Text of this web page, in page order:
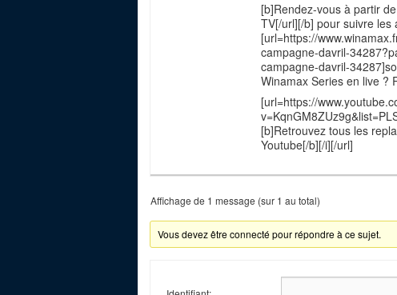
[b]Rendez-vous à partir
TV[/url][/b] pour suivre les
[url=https://
campagne-davril-
campagne-davril-
Winamax Series en live ?
[url=https://
[b]Retrouvez tous les
Youtube[/b][/i][/url]
Affichage de 1 message (sur 1 au total)
Vous devez être connecté pour répondre à ce sujet.